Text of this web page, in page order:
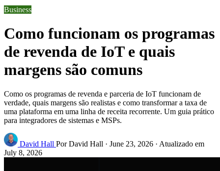
Business
Como funcionam os programas
de revenda de IoT e quais
margens são comuns
Como os programas de revenda e parceria de IoT funcionam de
verdade, quais margens são realistas e como transformar a taxa de
uma plataforma em uma linha de receita recorrente. Um guia prático
para integradores de sistemas e MSPs.
David Hall Por David Hall · June 23, 2026 · Atualizado em
July 8, 2026